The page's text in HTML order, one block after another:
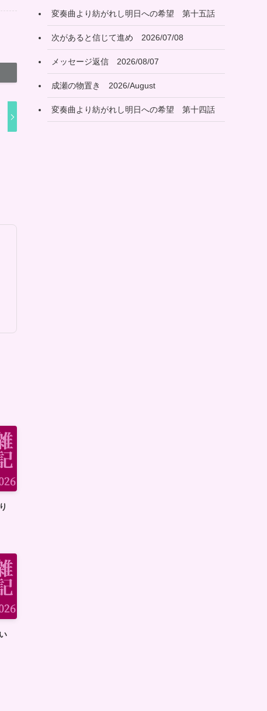
り
い
変奏曲より紡がれし明日への希望 第十五話
次があると信じて進め 2026/07/08
メッセージ返信 2026/08/07
成瀬の物置き 2026/August
変奏曲より紡がれし明日への希望 第十四話